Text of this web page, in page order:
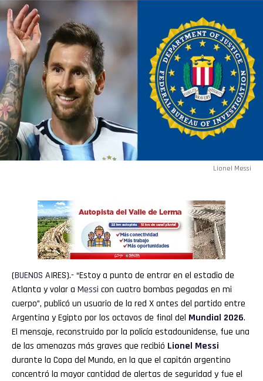
Lionel Messi
(BUENOS AIRES).- “Estoy a punto de entrar en el estadio de
Atlanta y volar a Messi con cuatro bombas pegadas en mi
cuerpo”, publicó un usuario de la red X antes del partido entre
Argentina y Egipto por los octavos de final del Mundial 2026.
El mensaje, reconstruido por la policía estadounidense, fue una
de las amenazas más graves que recibió Lionel Messi
durante la Copa del Mundo, en la que el capitán argentino
concentró la mayor cantidad de alertas de seguridad y fue el